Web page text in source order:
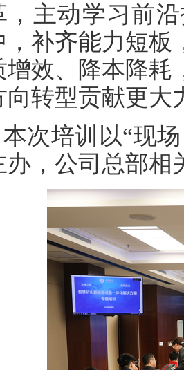
，主动学习前
，补齐能力短板
增效、降本降耗
向转型贡献更大
本次培训以“现
办，公司总部相